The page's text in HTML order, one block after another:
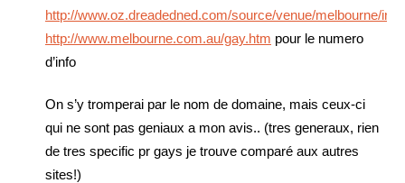
http://www.oz.dreadedned.com/source/venue/melbourne/
http://www.melbourne.com.au/gay.htm pour le numero
d’info
On s’y tromperai par le nom de domaine, mais ceux-ci
qui ne sont pas geniaux a mon avis.. (tres generaux, rien
de tres specific pr gays je trouve comparé aux autres
sites!)